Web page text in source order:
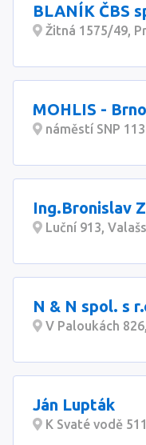
BLANÍK ČBS
Žitná 1575/49,
MOHLIS -
náměstí SNP
Ing.Bronislav
Luční 913,
N & N spol. s
V Paloukách
Ján Lupták
K Svaté vodě